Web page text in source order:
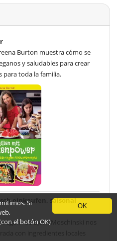
Burton muestra cómo se
y saludables para crear
para toda la familia.
einkaufen, saisonal
de Björn Moschinski nos
con ingredientes locales
OK
Si
el botón OK)